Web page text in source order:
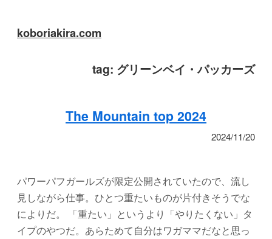
koboriakira.com
tag: グリーンベイ・パッカーズ
The Mountain top 2024
2024/11/20
パワーパフガールズが限定公開されていたので、流し
見しながら仕事。ひとつ重たいものが片付きそうでな
によりだ。 「重たい」というより「やりたくない」タ
イプのやつだ。あらためて自分はワガママだなと思っ